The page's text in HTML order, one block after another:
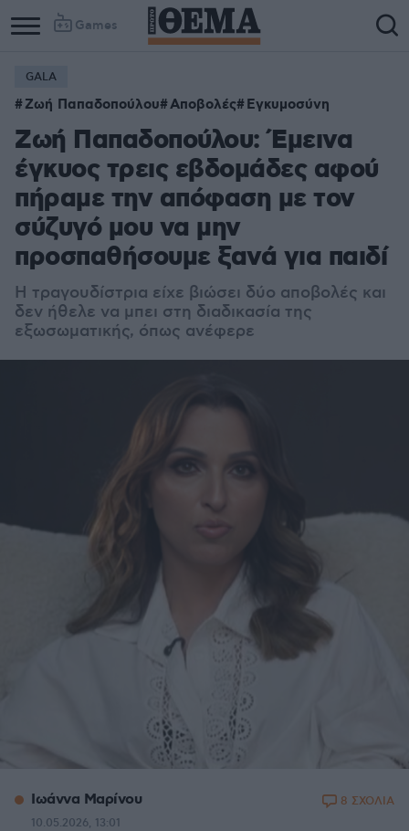
Games
GALA
Ζωή Παπαδοπούλου Αποβολές Εγκυμοσύνη
Ζωή Παπαδοπούλου: Έμεινα
έγκυος τρεις εβδομάδες αφού
πήραμε την απόφαση με τον
σύζυγό μου να μην
προσπαθήσουμε ξανά για παιδί
Η τραγουδίστρια είχε βιώσει δύο αποβολές και
δεν ήθελε να μπει στη διαδικασία της
εξωσωματικής, όπως ανέφερε
Ιωάννα Μαρίνου
10.05.2026, 13:01
8 ΣΧΟΛΙΑ